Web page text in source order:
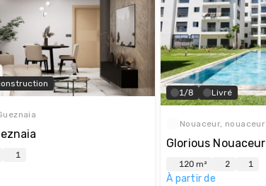
1
1/8 Livré
Nouaceur, nouaceur
Glorious Nouaceur
120 m² 2 1
À partir de